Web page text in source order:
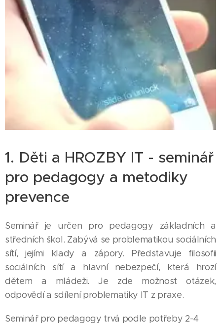
1. Děti a HROZBY IT - seminář
pro pedagogy a metodiky
prevence
Seminář je určen pro pedagogy základních a
středních škol. Zabývá se problematikou sociálních
sítí, jejími klady a zápory. Představuje filosofii
sociálních sítí a hlavní nebezpečí, která hrozí
dětem a mládeži. Je zde možnost otázek,
odpovědí a sdílení problematiky IT z praxe.
Seminář pro pedagogy trvá podle potřeby 2-4